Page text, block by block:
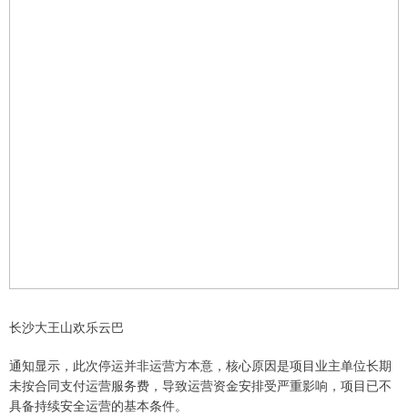
长沙大王山欢乐云巴
通知显示，此次停运并非运营方本意，核心原因是项目业主单位长期
未按合同支付运营服务费，导致运营资金安排受严重影响，项目已不
具备持续安全运营的基本条件。